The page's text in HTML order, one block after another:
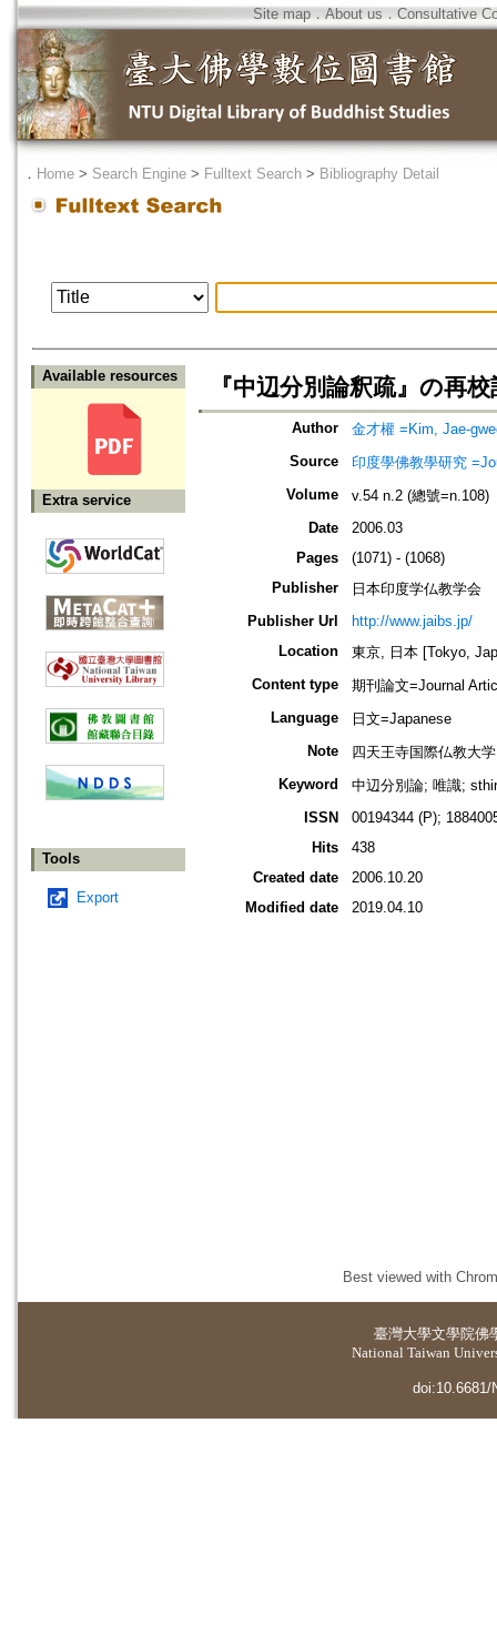
Site map．About us ． Consultative
． Home > Search Engine > Fulltext Search > Bibliography Detail
Available resources
Extra service
Tools
Export
『中辺分別論釈疏』の再
Author
金才權 =Kim, Jae-
Source
印度學佛教學研究
Volume
v.54 n.2 (總號=n.108)
Date
2006.03
Pages
(1071) - (1068)
Publisher
日本印度学仏教学会
Publisher Url
http://www.jaibs.jp/
Location
東京, 日本 [Tokyo,
Content type
期刊論文=Journal
Language
日文=Japanese
Note
四天王寺国際仏教大
Keyword
中辺分別論; 唯識;
ISSN
00194344 (P);
Hits
438
Created date
2006.10.20
Modified date
2019.04.10
Best viewed with
臺灣大學文學院佛
National Taiwan
doi:10.6681/